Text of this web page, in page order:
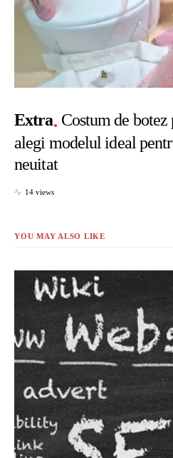
Extra Costum de
alegi modelul ideal
neuitat
14 views
YOU MAY ALSO LIKE